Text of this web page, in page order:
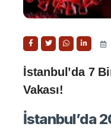
İstanbul’da 7
Vakası!
İstanbul’da